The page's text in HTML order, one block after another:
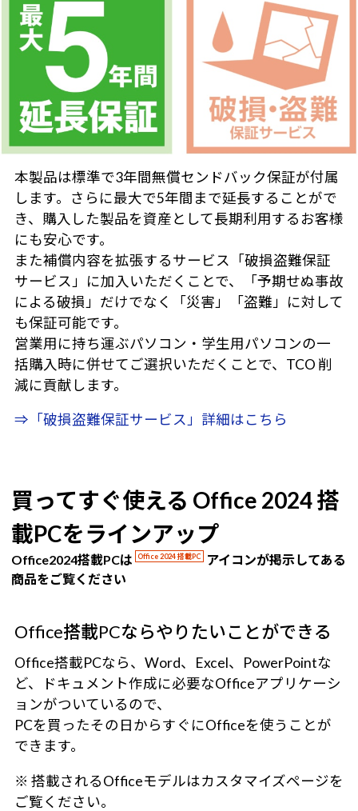
本製品は標準で3年間無償センドバック保証が付属
します。さらに最大で5年間まで延長することがで
き、購入した製品を資産として長期利用するお客様
にも安心です。
また補償内容を拡張するサービス「破損盗難保証
サービス」に加入いただくことで、「予期せぬ事故
による破損」だけでなく「災害」「盗難」に対して
も保証可能です。
営業用に持ち運ぶパソコン・学生用パソコンの一
括購入時に併せてご選択いただくことで、TCO 削
減に貢献します。
⇒「破損盗難保証サービス」詳細はこちら
買ってすぐ使える Office 2024 搭
載PCをラインアップ
Office2024搭載PCは Office 2024 搭載PC
アイコンが掲示してある
商品をご覧ください
Office搭載PCならやりたいことができる
Office搭載PCなら、Word、Excel、PowerPointな
ど、ドキュメント作成に必要なOfficeアプリケーシ
ョンがついているので、
PCを買ったその日からすぐにOfficeを使うことが
できます。
※ 搭載されるOfficeモデルはカスタマイズページを
ご覧ください。